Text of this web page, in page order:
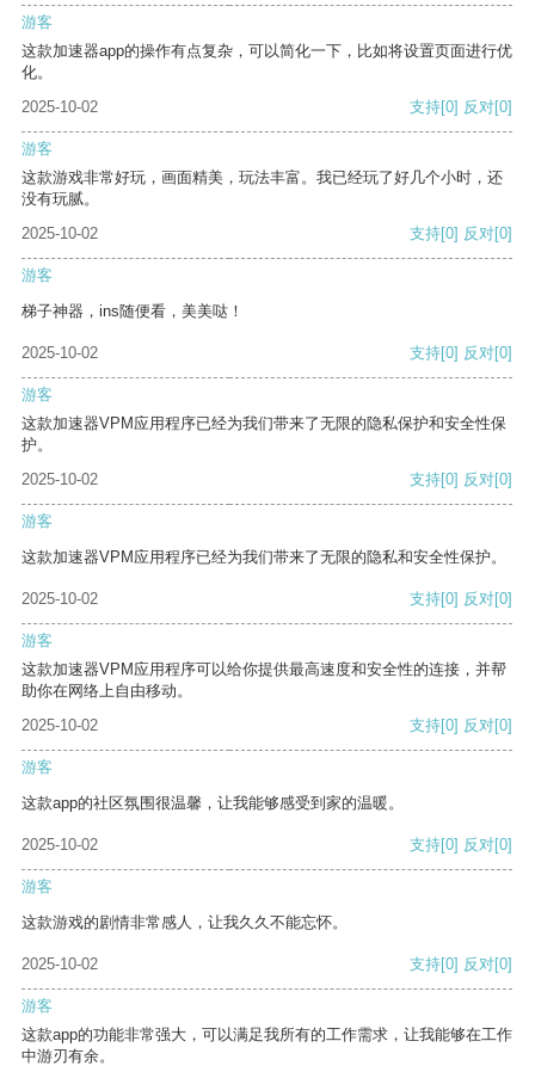
游客
这款加速器app的操作有点复杂，可以简化一下，比如将设置页面进行优
化。
2025-10-02
支持[0] 反对[0]
游客
这款游戏非常好玩，画面精美，玩法丰富。我已经玩了好几个小时，还
没有玩腻。
2025-10-02
支持[0] 反对[0]
游客
梯子神器，ins随便看，美美哒！
2025-10-02 支持[0] 反对[0]
游客
这款加速器VPM应用程序已经为我们带来了无限的隐私保护和安全性保
护。
2025-10-02
支持[0] 反对[0]
游客
这款加速器VPM应用程序已经为我们带来了无限的隐私和安全性保护。
2025-10-02 支持[0] 反对[0]
游客
这款加速器VPM应用程序可以给你提供最高速度和安全性的连接，并帮
助你在网络上自由移动。
2025-10-02
支持[0] 反对[0]
游客
这款app的社区氛围很温馨，让我能够感受到家的温暖。
2025-10-02 支持[0] 反对[0]
游客
这款游戏的剧情非常感人，让我久久不能忘怀。
2025-10-02 支持[0] 反对[0]
游客
这款app的功能非常强大，可以满足我所有的工作需求，让我能够在工作
中游刃有余。